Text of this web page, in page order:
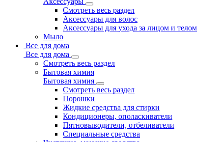
Смотреть весь раздел
Аксессуары для волос
Аксессуары для ухода за лицом и телом
Мыло
Все для дома
Все для дома
Смотреть весь раздел
Бытовая химия
Бытовая химия
Смотреть весь раздел
Порошки
Жидкие средства для стирки
Кондиционеры, ополаскиватели
Пятновыводители, отбеливатели
Специальные средства